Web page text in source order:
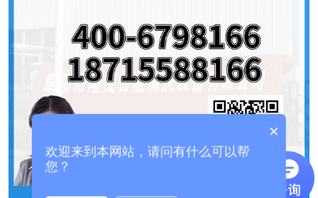
×
欢迎来到本网站，请问有什么可以帮
您？